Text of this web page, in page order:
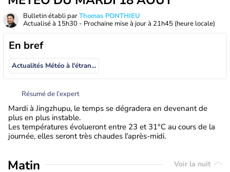
Bulletin établi parThomas PONTHIEU
Actualisé à 15h30 - Prochaine mise à jour à 21h45 (heure locale)
En bref
Actualités Météo à l'étranger
Résumé de l’expert
Mardi à Jingzhupu, le temps se dégradera en devenant de
plus en plus instable.
Les températures évolueront entre 23 et 31°C au cours de la
journée, elles seront très chaudes l'après-midi.
Matin Voir la nuit